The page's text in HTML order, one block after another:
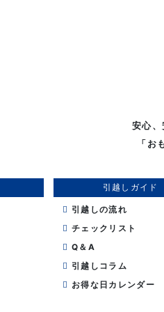
安心、
「お
引越しガイド
引越しの流れ
チェックリスト
Q＆A
引越しコラム
お得な日カレンダー